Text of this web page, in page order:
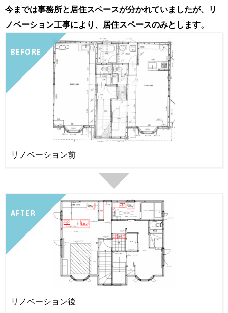
今までは事務所と居住スペースが分かれていましたが、リ
ノベーション工事により、居住スペースのみとします。
BEFORE
リノベーション前
AFTER
リノベーション後